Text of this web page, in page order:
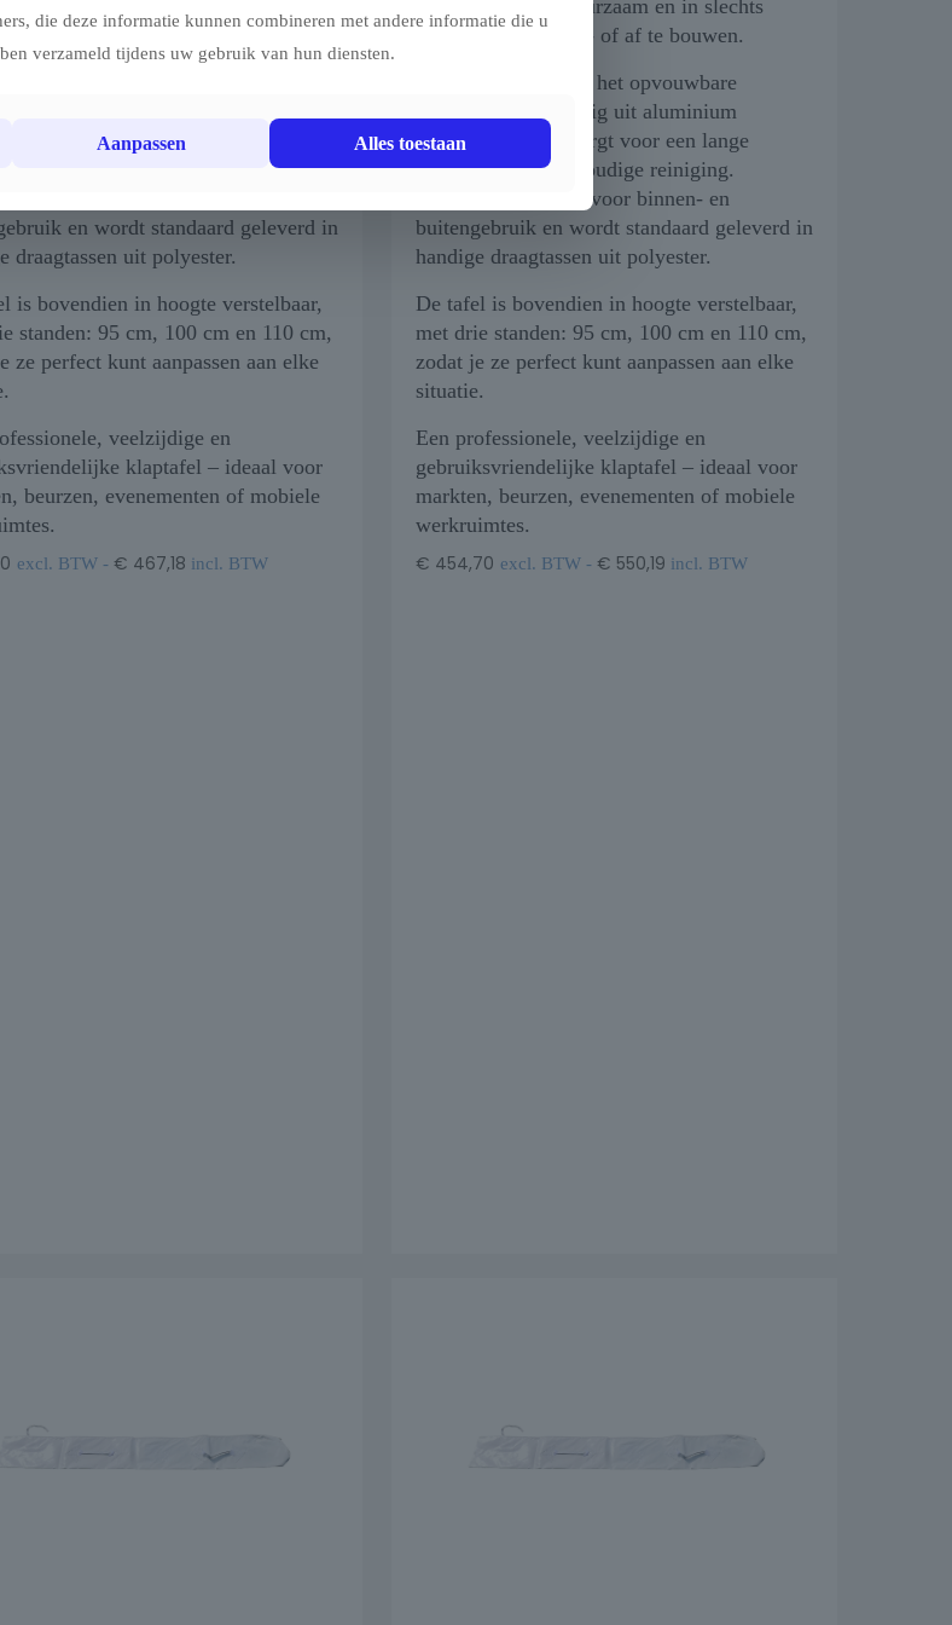
op- of af te bouwen.
wat zorgt voor een lange
en wordt standaard geleverd in
draagtassen uit polyester.
is bovendien in hoogte verstelbaar,
standen: 95 cm, 100 cm en 110 cm,
ze perfect kunt aanpassen aan elke
veelzijdige en
klaptafel – ideaal voor
beurzen, evenementen of mobiele
excl. BTW - € 467,18 incl. BTW
De tafel is licht, duurzaam en in slechts
enkele seconden op- of af te bouwen.
Zowel het frame als het opvouwbare
tafelblad zijn volledig uit aluminium
vervaardigd, wat zorgt voor een lange
levensduur en eenvoudige reiniging.
De tafel is geschikt voor binnen- en
buitengebruik en wordt standaard geleverd in
handige draagtassen uit polyester.
De tafel is bovendien in hoogte verstelbaar,
met drie standen: 95 cm, 100 cm en 110 cm,
zodat je ze perfect kunt aanpassen aan elke
situatie.
Een professionele, veelzijdige en
gebruiksvriendelijke klaptafel – ideaal voor
markten, beurzen, evenementen of mobiele
werkruimtes.
€ 454,70 excl. BTW - € 550,19 incl. BTW
die deze informatie kunnen combineren met andere informatie die u
verzameld tijdens uw gebruik van hun diensten.
Aanpassen Alles toestaan